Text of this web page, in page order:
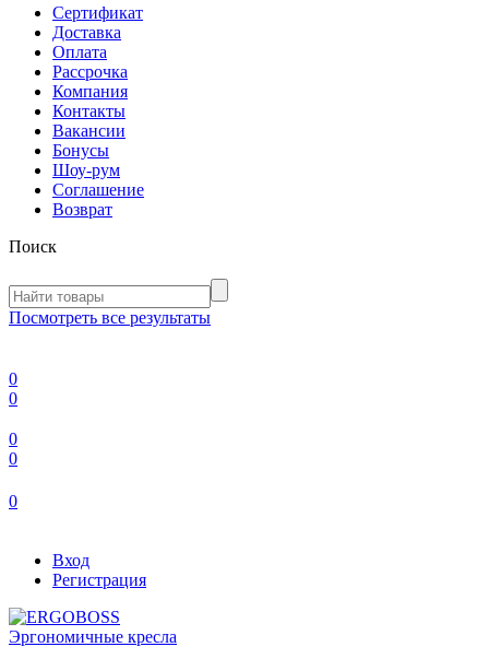
Сертификат
Доставка
Оплата
Рассрочка
Компания
Контакты
Вакансии
Бонусы
Шоу-рум
Соглашение
Возврат
Поиск
Посмотреть все результаты
0
0
0
0
0
Вход
Регистрация
Эргономичные кресла